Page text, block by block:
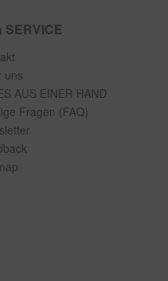
SERVICE
uns
AUS EINER HAND
Fragen (FAQ)